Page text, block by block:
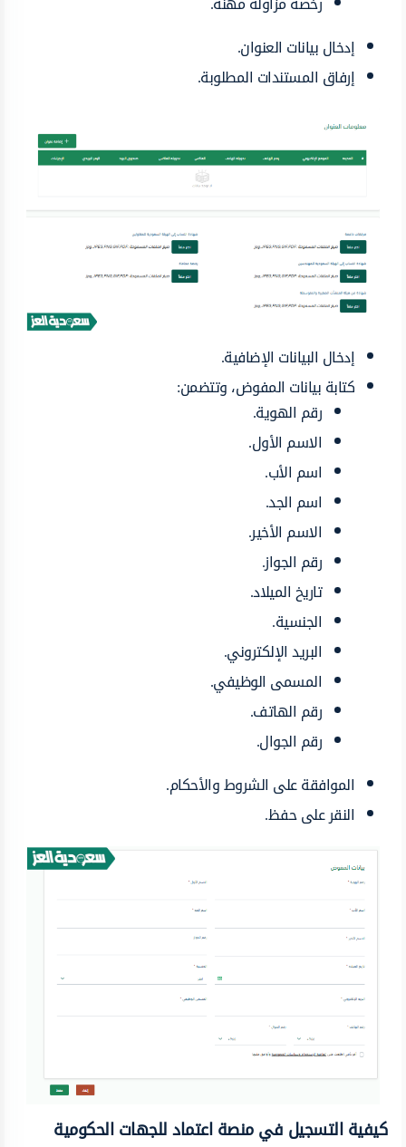
إدخال بيانات العنوان.
إرفاق المستندات المطلوبة.
إدخال البيانات الإضافية.
كتابة بيانات المفوض، وتتضمن:
رقم الهوية.
الاسم الأول.
اسم الأب.
اسم الجد.
الاسم الأخير.
رقم الجواز.
تاريخ الميلاد.
الجنسية.
البريد الإلكتروني.
المسمى الوظيفي.
رقم الهاتف.
رقم الجوال.
الموافقة على الشروط والأحكام.
النقر على حفظ.
كيفية التسجيل في منصة اعتماد للجهات الحكومية